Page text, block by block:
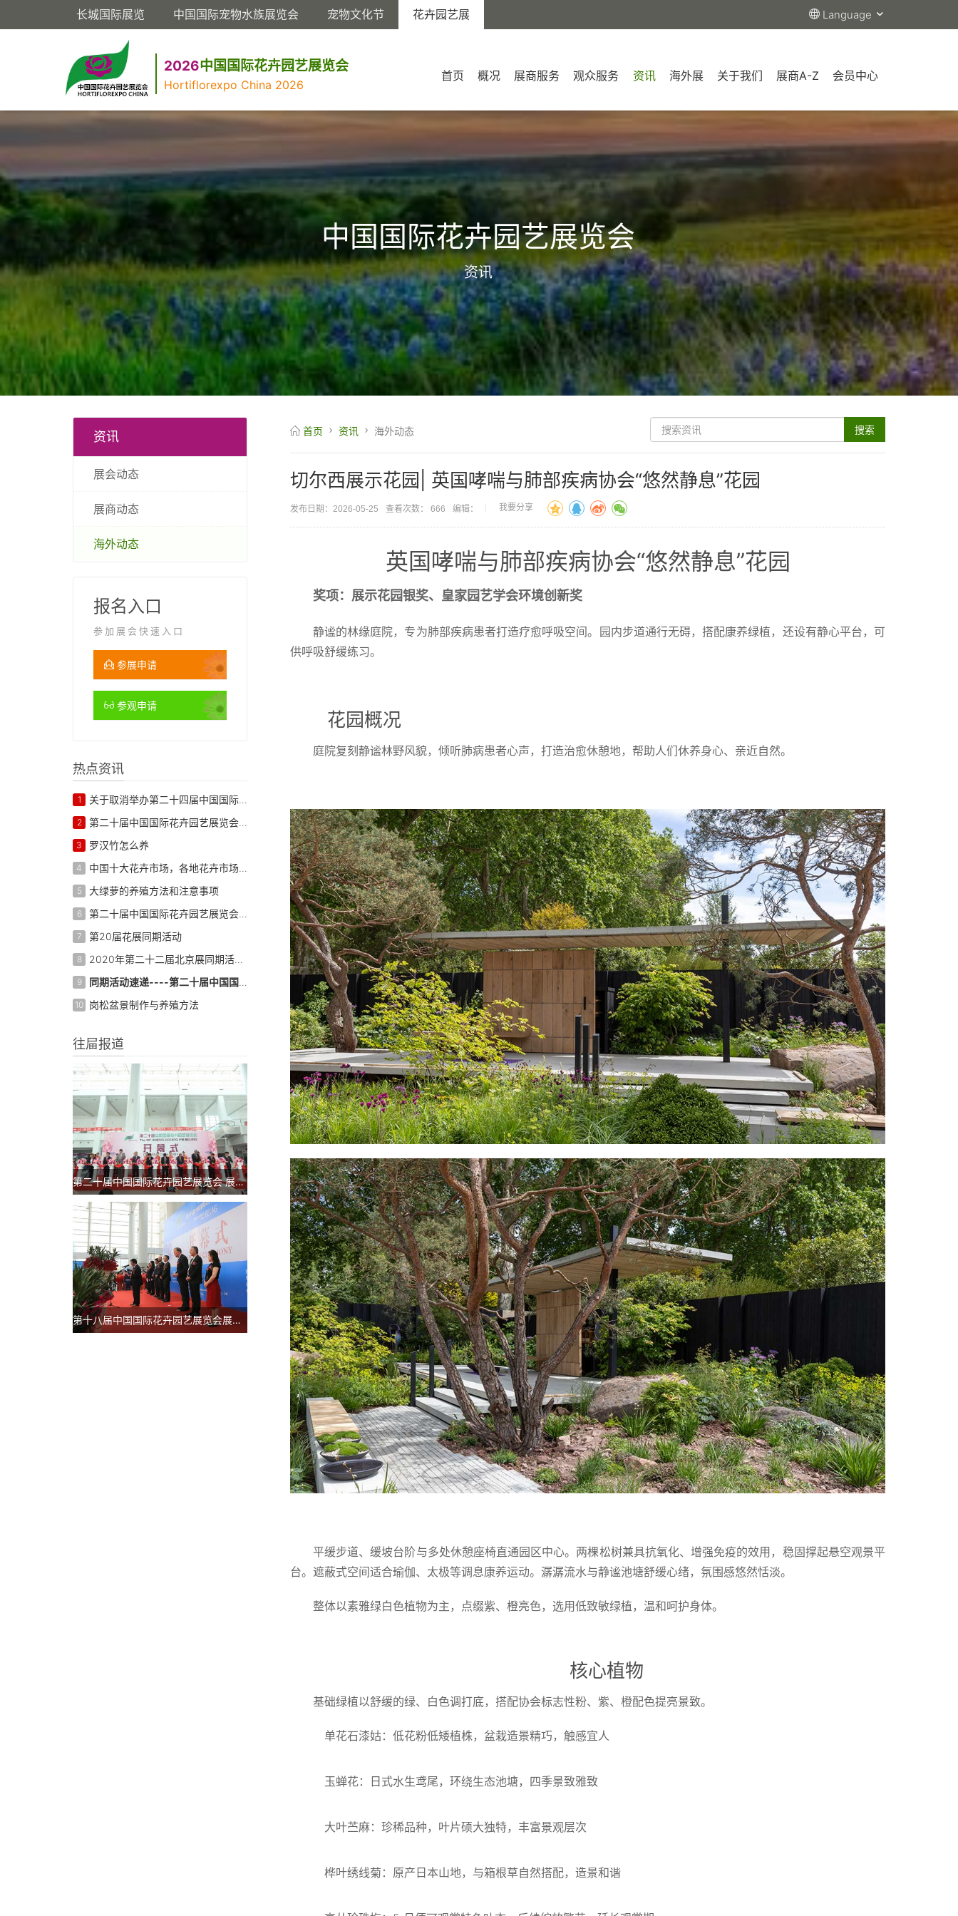
Language
长城国际展览 中国国际宠物水族展览会 宠物文化节 花卉园艺展
2026中国国际花卉园艺展览会
Hortiflorexpo China 2026
首页 概况 展商服务 观众服务 资讯 海外展 关于我们 展商A-Z 会员中心
中国国际花卉园艺展览会
资讯
首页 资讯 海外动态
切尔西展示花园| 英国哮喘与肺部疾病协会“悠然静息”花园
发布日期：2026-05-25 查看次数： 666 编辑： 我要分享
英国哮喘与肺部疾病协会“悠然静息”花园
奖项：展示花园银奖、皇家园艺学会环境创新奖
静谧的林缘庭院，专为肺部疾病患者打造疗愈呼吸空间。园内步道通行无碍，搭配康养绿植，还设有静心平台，可
供呼吸舒缓练习。
花园概况
庭院复刻静谧林野风貌，倾听肺病患者心声，打造治愈休憩地，帮助人们休养身心、亲近自然。
平缓步道、缓坡台阶与多处休憩座椅直通园区中心。两棵松树兼具抗氧化、增强免疫的效用，稳固撑起悬空观景平
台。遮蔽式空间适合瑜伽、太极等调息康养运动。潺潺流水与静谧池塘舒缓心绪，氛围感悠然恬淡。
整体以素雅绿白色植物为主，点缀紫、橙亮色，选用低致敏绿植，温和呵护身体。
核心植物
基础绿植以舒缓的绿、白色调打底，搭配协会标志性粉、紫、橙配色提亮景致。
单花石漆姑：低花粉低矮植株，盆栽造景精巧，触感宜人
玉蝉花：日式水生鸢尾，环绕生态池塘，四季景致雅致
大叶苎麻：珍稀品种，叶片硕大独特，丰富景观层次
桦叶绣线菊：原产日本山地，与箱根草自然搭配，造景和谐
资讯
展会动态
展商动态
海外动态
报名入口
参加展会快速入口
参展申请
参观申请
热点资讯
1 关于取消举办第二十四届中国国际花卉园艺展览会的通知
2 第二十届中国国际花卉园艺展览会 展商名录
3 罗汉竹怎么养
4 中国十大花卉市场，各地花卉市场批发
5 大绿萝的养殖方法和注意事项
6 第二十届中国国际花卉园艺展览会 展后报告
7 第20届花展同期活动
8 2020年第二十二届北京展同期活动日程表
9 同期活动速递----第二十届中国国际花卉园艺展览会
10 岗松盆景制作与养殖方法
往屇报道
第二十届中国国际花卉园艺展览会 展后报告
第十八届中国国际花卉园艺展览会展后报告